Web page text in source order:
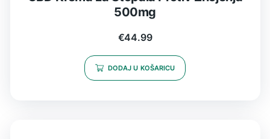
500mg
€44.99
DODAJ U KOŠARICU